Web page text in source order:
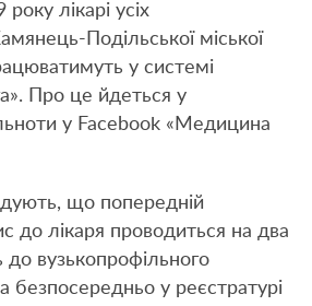
лікарі усіх
Подільської міської
у системі
Про це йдеться у
у Facebook «Медицина
що попередній
до лікаря проводиться на два
до вузькопрофільного
безпосередньо у реєстратурі